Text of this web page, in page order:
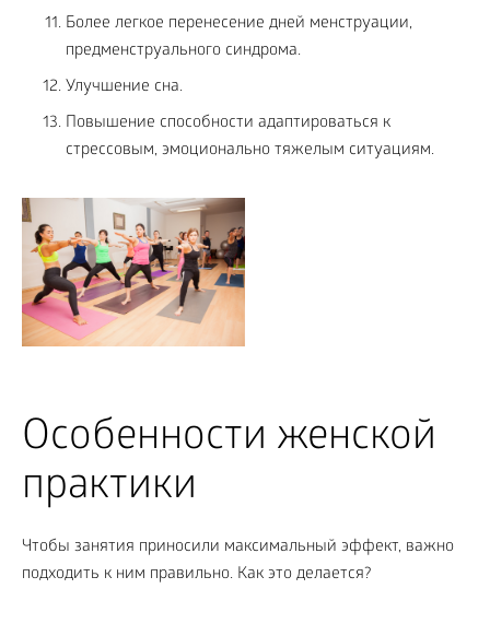
Более легкое перенесение дней менструации,
предменструального синдрома.
Улучшение сна.
Повышение способности адаптироваться к
стрессовым, эмоционально тяжелым ситуациям.
Особенности женской
практики
Чтобы занятия приносили максимальный эффект, важно
подходить к ним правильно. Как это делается?